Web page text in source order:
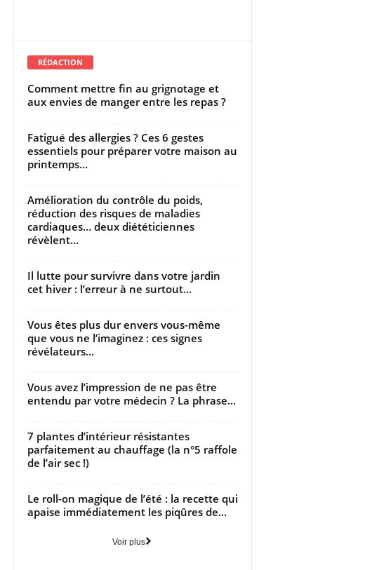
RÉDACTION
Comment mettre fin au grignotage et
aux envies de manger entre les repas ?
Fatigué des allergies ? Ces 6 gestes
essentiels pour préparer votre maison au
printemps...
Amélioration du contrôle du poids,
réduction des risques de maladies
cardiaques… deux diététiciennes
révèlent...
Il lutte pour survivre dans votre jardin
cet hiver : l’erreur à ne surtout...
Vous êtes plus dur envers vous-même
que vous ne l’imaginez : ces signes
révélateurs...
Vous avez l’impression de ne pas être
entendu par votre médecin ? La phrase...
7 plantes d’intérieur résistantes
parfaitement au chauffage (la n°5 raffole
de l’air sec !)
Le roll-on magique de l’été : la recette qui
apaise immédiatement les piqûres de...
Voir plus